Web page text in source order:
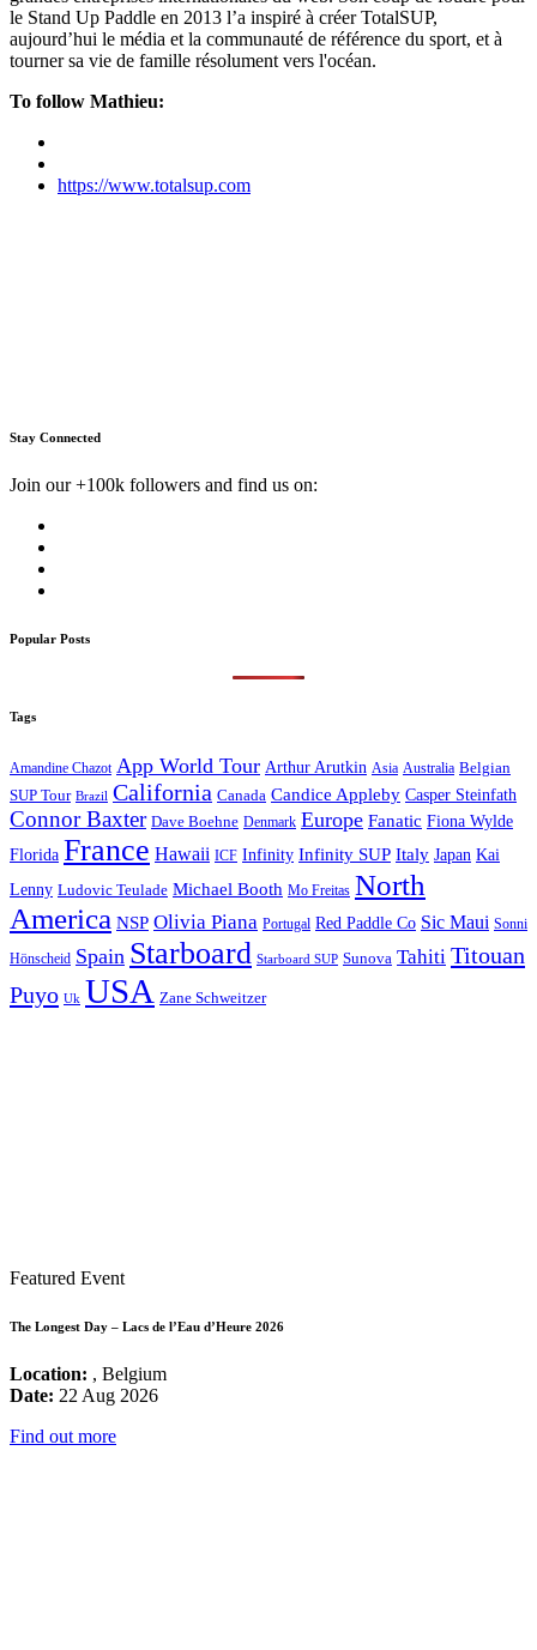
le Stand Up Paddle en 2013 l’a inspiré à créer TotalSUP,
aujourd’hui le média et la communauté de référence du sport, et à
tourner sa vie de famille résolument vers l'océan.
To follow Mathieu:
https://www.totalsup.com
Stay Connected
Join our +100k followers and find us on:
Popular Posts
Tags
Amandine Chazot App World Tour Arthur Arutkin Asia Australia Belgian
SUP Tour Brazil California Canada Candice Appleby Casper Steinfath
Connor Baxter Dave Boehne Denmark Europe Fanatic Fiona Wylde
Florida France Hawaii ICF Infinity Infinity SUP Italy Japan Kai
Lenny Ludovic Teulade Michael Booth Mo Freitas North
America NSP Olivia Piana Portugal Red Paddle Co Sic Maui Sonni
Hönscheid Spain Starboard Starboard SUP Sunova Tahiti Titouan
Puyo Uk USA Zane Schweitzer
Featured Event
The Longest Day – Lacs de l’Eau d’Heure 2026
Location: , Belgium
Date: 22 Aug 2026
Find out more